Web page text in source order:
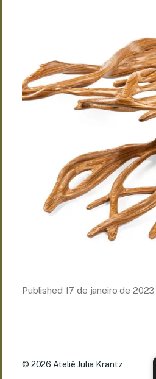
Published 17 de janeiro de 2023
© 2026 Ateliê Julia Krantz